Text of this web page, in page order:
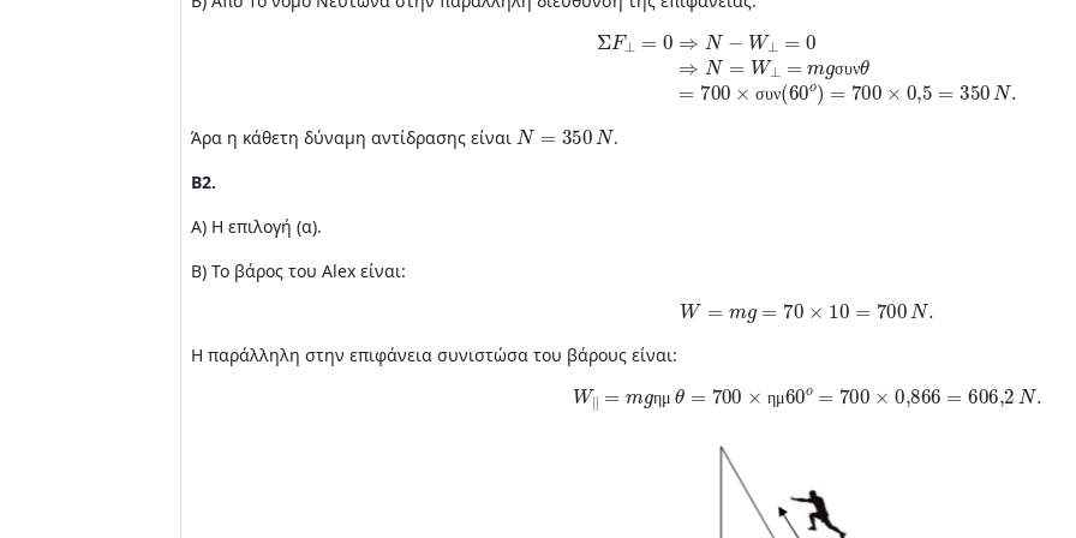
W⊥ ⇒ = W⊥ =m συν
Άρα η κάθετη δύναμη αντίδρασης είναι
N= 350N
.
Β2.
Α) Η επιλογή (α).
Β) Το βάρος του Alex είναι:
W =mg= 70 ×10= 700N.
Η παράλληλη στην επιφάνεια συνιστώσα του βάρους είναι:
W =mgημ 700 × ημ60o 700 ×0,866= 606,2 N .